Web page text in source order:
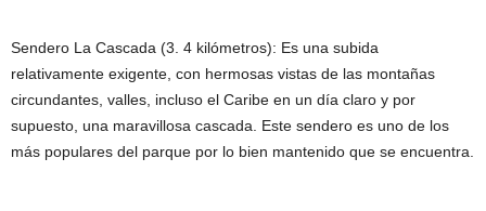
Sendero La Cascada (3. 4 kilómetros): Es una subida
relativamente exigente, con hermosas vistas de las montañas
circundantes, valles, incluso el Caribe en un día claro y por
supuesto, una maravillosa cascada. Este sendero es uno de los
más populares del parque por lo bien mantenido que se encuentra.